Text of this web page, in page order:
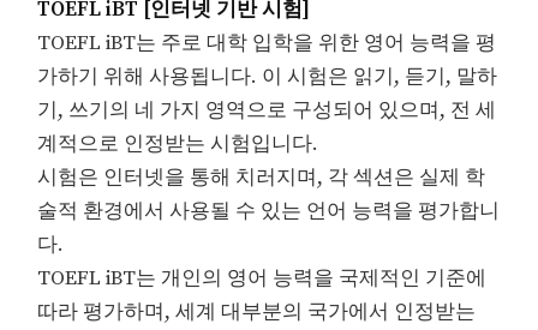
TOEFL iBT [인터넷 기반 시험]
TOEFL iBT는 주로 대학 입학을 위한 영어 능력을 평
가하기 위해 사용됩니다. 이 시험은 읽기, 듣기, 말하
기, 쓰기의 네 가지 영역으로 구성되어 있으며, 전 세
계적으로 인정받는 시험입니다.
시험은 인터넷을 통해 치러지며, 각 섹션은 실제 학
술적 환경에서 사용될 수 있는 언어 능력을 평가합니
다.
TOEFL iBT는 개인의 영어 능력을 국제적인 기준에
따라 평가하며, 세계 대부분의 국가에서 인정받는